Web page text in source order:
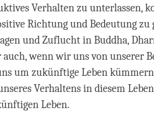
Verhalten zu unterlassen,
Richtung und Bedeutung zu
und Zuflucht in Buddha,
wenn wir uns von unserer
um zukünftige Leben
Verhaltens in diesem
Leben.